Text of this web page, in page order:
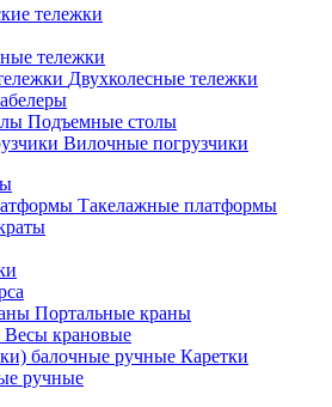
тележки
тележки
Двухколесные тележки
Подъемные столы
Вилочные погрузчики
Такелажные платформы
Портальные краны
Весы крановые
Каретки
ручные